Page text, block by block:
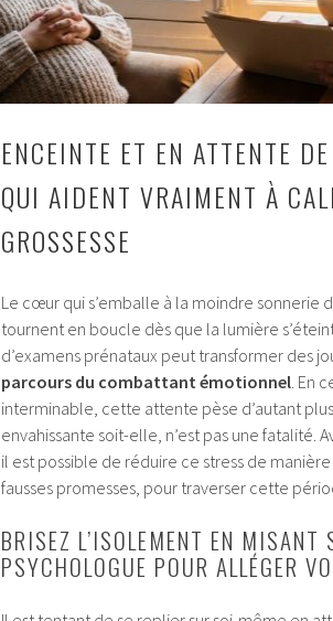
ENCEINTE ET EN ATTENTE
QUI AIDENT VRAIMENT À
GROSSESSE
Le cœur qui s’emballe à la moindre sonnerie
tournent en boucle dès que la lumière
d’examens prénataux peut transformer des
parcours du combattant émotionnel. En
interminable, cette attente pèse d’autant
envahissante soit-elle, n’est pas une fatalité.
il est possible de réduire ce stress de
fausses promesses, pour traverser cette
BRISEZ L’ISOLEMENT EN MISANT
PSYCHOLOGUE POUR ALLÉGER